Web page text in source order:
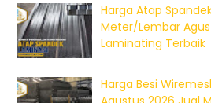
Harga Atap
Meter/Lembar
Laminating Terbaik
Harga Besi